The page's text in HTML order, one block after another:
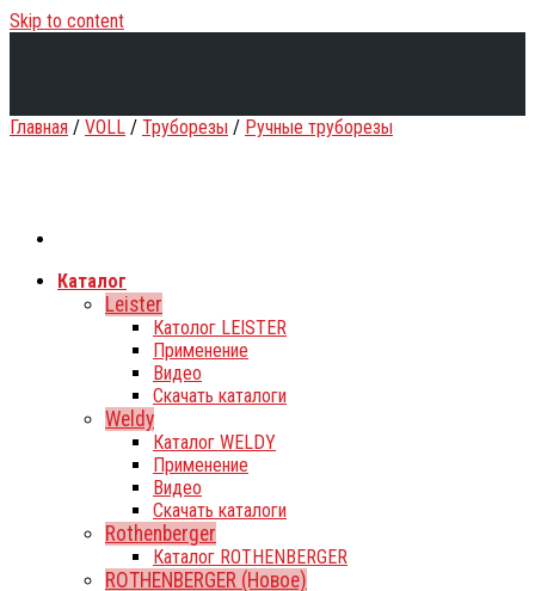
Skip to content
Каталог
Leister
Католог LEISTER
Применение
Видео
Скачать каталоги
Weldy
Каталог WELDY
Применение
Видео
Скачать каталоги
Rothenberger
Каталог ROTHENBERGER
ROTHENBERGER (Новое)
Главная / VOLL / Труборезы / Ручные труборезы